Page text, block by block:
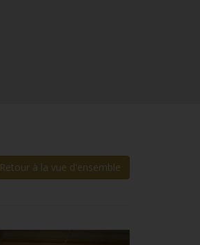
Retour à la vue d'ensemble